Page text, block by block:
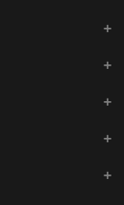
+
+
+
+
+